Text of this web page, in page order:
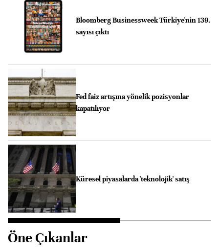
Bloomberg Businessweek Türkiye'nin 139.
sayısı çıktı
Fed faiz artışına yönelik pozisyonlar
kapatılıyor
Küresel piyasalarda 'teknolojik' satış
Öne Çıkanlar